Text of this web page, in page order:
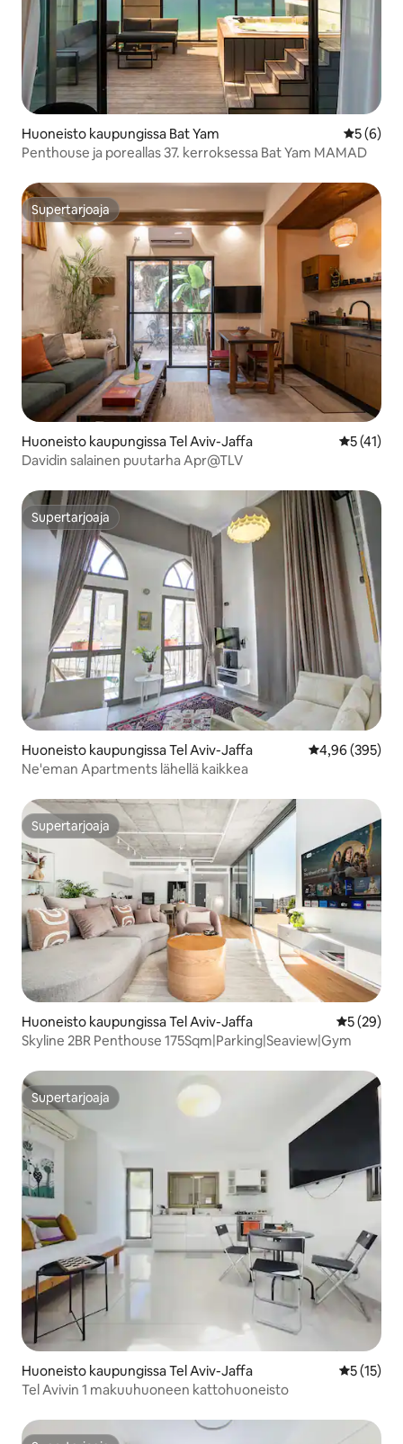
Huoneisto kaupungissa Bat Yam
5 (6)
Penthouse ja poreallas 37. kerroksessa Bat Yam MAMAD
Supertarjoaja
Supertarjoaja
Huoneisto kaupungissa Tel Aviv-Jaffa
5 (41)
Davidin salainen puutarha Apr@TLV
Supertarjoaja
Supertarjoaja
Huoneisto kaupungissa Tel Aviv-Jaffa
4,96 (395)
Ne'eman Apartments lähellä kaikkea
Supertarjoaja
Supertarjoaja
Huoneisto kaupungissa Tel Aviv-Jaffa
5 (29)
Skyline 2BR Penthouse 175Sqm|Parking|Seaview|Gym
Supertarjoaja
Supertarjoaja
Huoneisto kaupungissa Tel Aviv-Jaffa
5 (15)
Tel Avivin 1 makuuhuoneen kattohuoneisto